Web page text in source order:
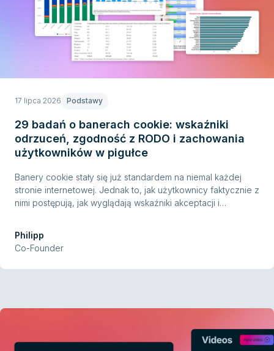
17 lipca 2026 Podstawy
29 badań o banerach cookie: wskaźniki
odrzuceń, zgodność z RODO i zachowania
użytkowników w pigułce
Banery cookie stały się już standardem na niemal każdej
stronie internetowej. Jednak to, jak użytkownicy faktycznie z
nimi postępują, jak wyglądają wskaźniki akceptacji i
przejrzystość, zebraliśmy i przeanalizowaliśmy
najważniejsze badania z ostatnich lat. Łącznie zestawiliśmy
29 badań, które rzucają światło na różne aspekty banerów
Philipp
Co-Founder